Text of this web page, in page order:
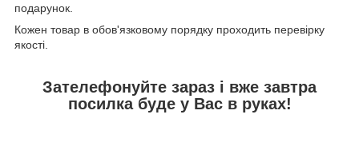
подарунок.
Кожен товар в обов'язковому порядку проходить перевірку
якості.
Зателефонуйте зараз і вже завтра
посилка буде у Вас в руках!